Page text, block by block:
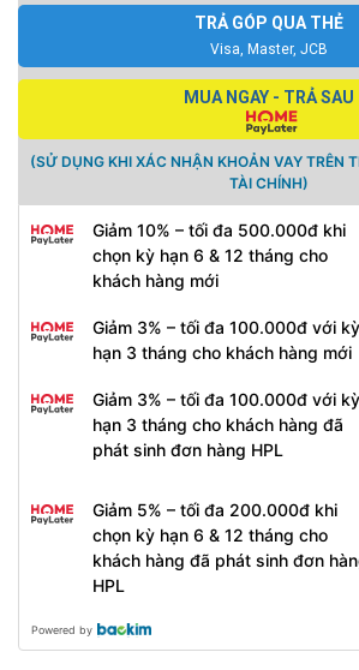
TRẢ GÓP QUA THẺ
Visa, Master, JCB
MUA NGAY - TRẢ SAU
(SỬ DỤNG KHI XÁC NHẬN KHOẢN VAY TRÊN
TÀI CHÍNH)
Giảm 10% – tối đa 500.000đ khi
chọn kỳ hạn 6 & 12 tháng cho
khách hàng mới
Giảm 3% – tối đa 100.000đ với kỳ
hạn 3 tháng cho khách hàng mới
Giảm 3% – tối đa 100.000đ với kỳ
hạn 3 tháng cho khách hàng đã
phát sinh đơn hàng HPL
Giảm 5% – tối đa 200.000đ khi
chọn kỳ hạn 6 & 12 tháng cho
khách hàng đã phát sinh đơn
HPL
Powered by